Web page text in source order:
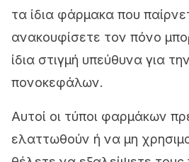
τα ίδια φάρμακα που
ανακουφίσετε τον πόνο
ίδια στιγμή υπεύθυνα για
πονοκεφάλων.
Αυτοί οι τύποι φαρμάκων
ελαττωθούν ή να μη